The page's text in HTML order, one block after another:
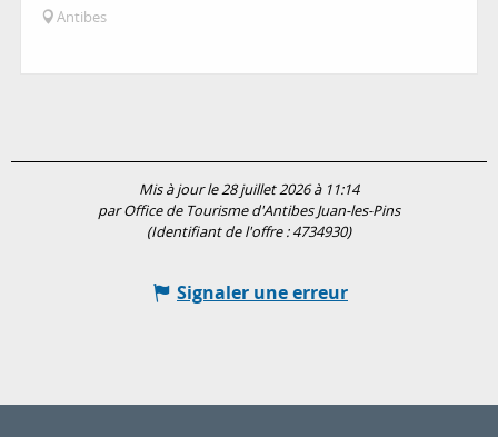
Antibes
Mis à jour le 28 juillet 2026 à 11:14
par Office de Tourisme d'Antibes Juan-les-Pins
(Identifiant de l'offre :4734930)
Signaler une erreur